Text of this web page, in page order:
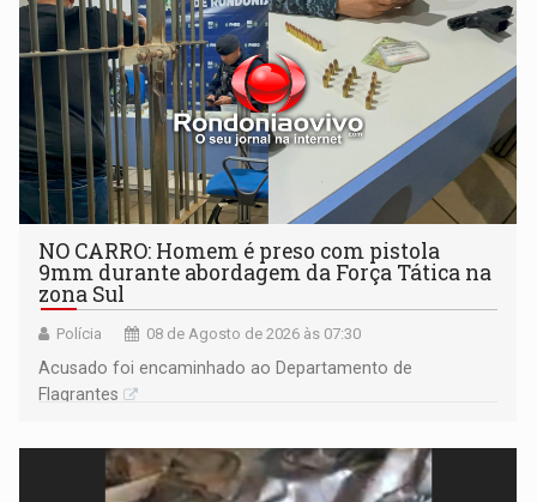
NO CARRO: Homem é preso com pistola
9mm durante abordagem da Força Tática na
zona Sul
Polícia 08 de Agosto de 2026 às 07:30
Acusado foi encaminhado ao Departamento de
Flagrantes